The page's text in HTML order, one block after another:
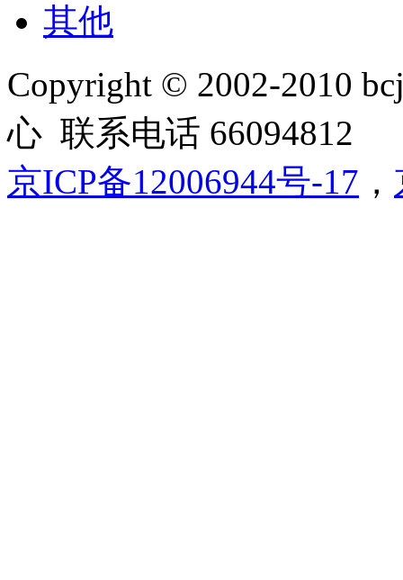
其他
Copyright © 2002-2010
心 联系电话 66094812
京ICP备12006944号-17 ，